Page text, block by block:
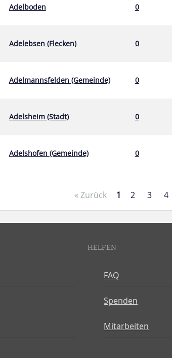
Adelboden 0
Adelebsen (Flecken) 0
Adelmannsfelden (Gemeinde) 0
Adelsheim (Stadt) 0
Adelshofen (Gemeinde) 0
« Zurück 1 2 3 4
HELFEN
FAQ
Spenden
Mitarbeiten